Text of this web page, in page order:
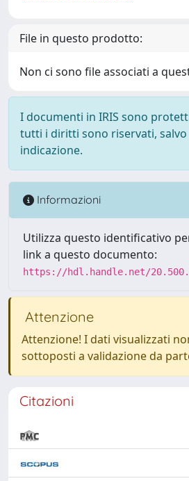
File in questo prodotto:
Non ci sono file associati a
I documenti in IRIS sono
tutti i diritti sono riservati, salvo
indicazione.
Informazioni
Utilizza questo identificativo
link a questo documento:
https://hdl.handle.net/
Attenzione
Attenzione! I dati visualizzati
sottoposti a validazione da
Citazioni